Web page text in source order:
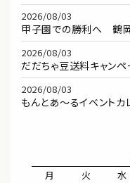
2026/08/03
甲子園での勝利へ 鶴
2026/08/03
だだちゃ豆送料キャン
2026/08/03
もんとあ～るイベントカ
月 火 水